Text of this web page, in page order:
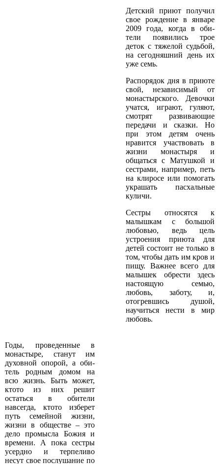
Детский приют получил
свое рождение в январе
2009 года, когда в оби­
тели появились трое
деток с тяжелой судьбой,
на сегодняшний день их
уже семь.
Распорядок дня в приюте
свой, независимый от
монастырского. Девочки
учатся, играют, гуляют,
смотрят развивающие
передачи и сказки. Но
при этом детям очень
нравится участвовать в
жизни монастыря и
общаться с Матушкой и
сестрами, например, петь
на клиросе или помогать
украшать пасхальные
куличи.
Сестры относятся к
малышкам с большой
любовью, ведь цель
устроения приюта для
детей состоит не только в
том, чтобы дать им кров и
пищу. Важнее всего для
малышек обрести здесь
настоящую семью,
любовь, заботу, и,
отогревшись душой,
научиться нести в мир
любовь.
Годы, проведенные в
монастыре, станут им
духовной опорой, а оби­
тель родным домом на
всю жизнь. Быть может,
кто­то из них решит
остаться в обители
навсегда, кто­то изберет
путь семейной жизни,
жизни в обществе – это
дело промысла Божия и
времени. А пока сестры
усердно и терпеливо
несут свое послушание по